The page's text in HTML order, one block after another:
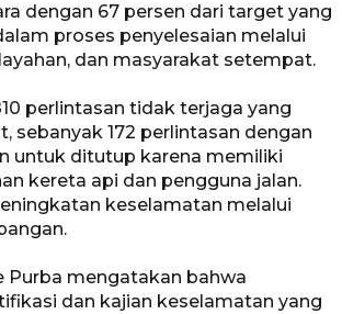
dengan 67 persen dari target yang
proses penyelesaian melalui
dan masyarakat setempat.
perlintasan tidak terjaga yang
sebanyak 172 perlintasan dengan
untuk ditutup karena memiliki
kereta api dan pengguna jalan.
keselamatan melalui
Purba mengatakan bahwa
dan kajian keselamatan yang